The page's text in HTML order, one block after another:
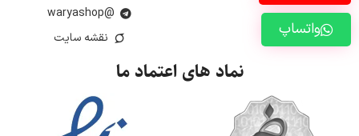
واتساپ
@waryashop
نقشه سایت
نماد های اعتماد ما